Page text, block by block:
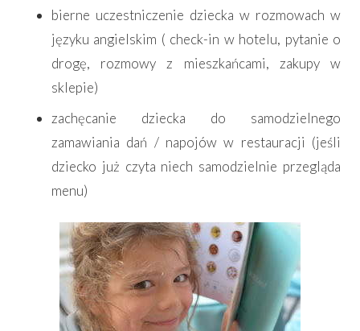
bierne uczestniczenie dziecka w rozmowach w
języku angielskim ( check-in w hotelu, pytanie o
drogę, rozmowy z mieszkańcami, zakupy w
sklepie)
zachęcanie dziecka do samodzielnego
zamawiania dań / napojów w restauracji (jeśli
dziecko już czyta niech samodzielnie przegląda
menu)